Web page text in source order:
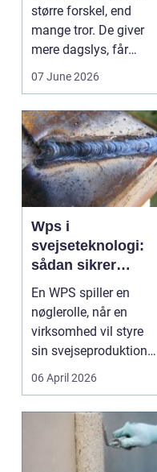
større forskel, end
mange tror. De giver
mere dagslys, får
07 June 2026
Wps i
svejseteknologi:
sådan sikrer
virksomheder
kvalitet og
sporbarhed
En WPS spiller en
nøglerolle, når en
virksomhed vil styre
sin svejseproduktion
sikkert, ensartet og ...
06 April 2026